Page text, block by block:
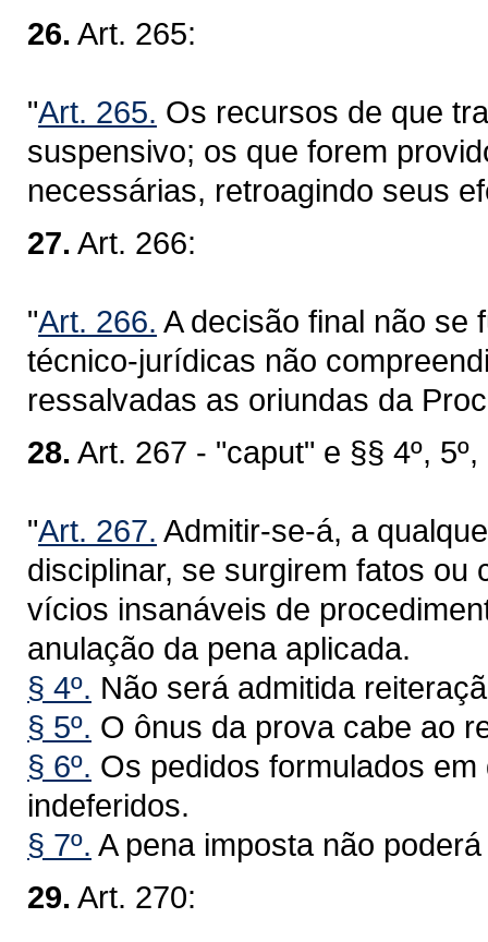
26. Art. 265:
"Art. 265. Os recursos de que
suspensivo; os que forem
necessárias, retroagindo seus
27. Art. 266:
"Art. 266. A decisão final não se
técnico-jurídicas não
ressalvadas as oriundas da
28. Art. 267 - "caput" e §§ 4º, 5º,
"Art. 267. Admitir-se-á, a
disciplinar, se surgirem fatos ou
vícios insanáveis de
anulação da pena aplicada.
§ 4º. Não será admitida
§ 5º. O ônus da prova cabe ao
§ 6º. Os pedidos formulados
indeferidos.
§ 7º. A pena imposta não
29. Art. 270: